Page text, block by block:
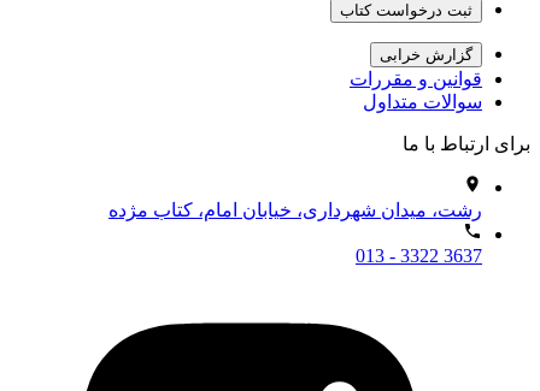
ثبت درخواست کتاب
گزارش خرابی
قوانین و مقررات
سوالات متداول
برای ارتباط با ما
رشت، میدان شهرداری، خیابان امام، کتاب مژده
013 - 3322 3637